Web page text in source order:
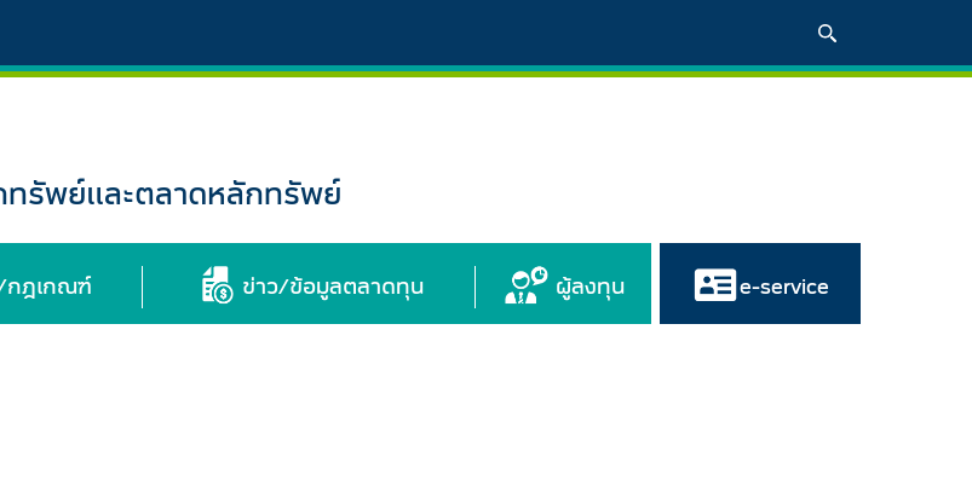
รัพย์และตลาดหลักทรัพย์
กฎเกณฑ์ ข่าว/ข้อมูลตลาดทุน ผู้ลงทุน e-service